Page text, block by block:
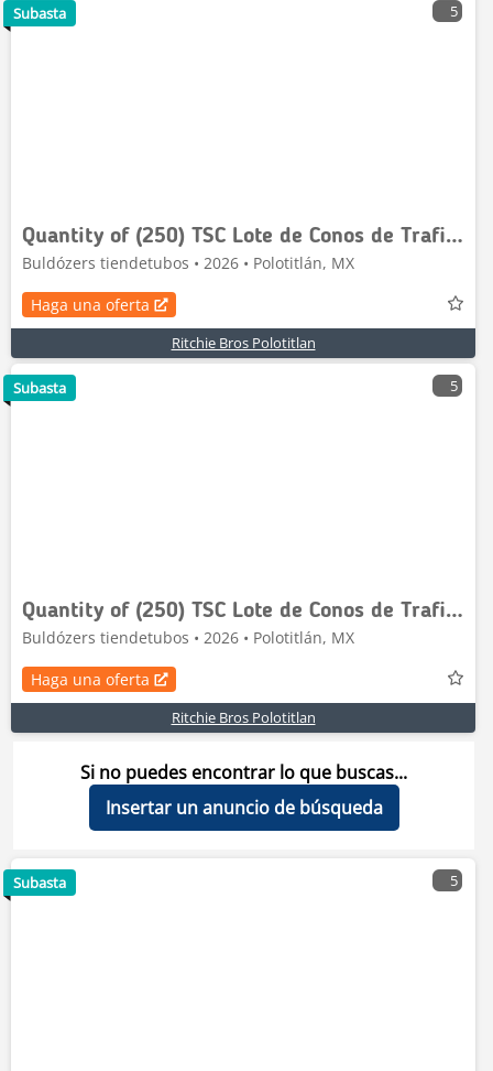
5
Quantity of (250) TSC Lote de Conos de Trafico (S
Buldózers tiendetubos • 2026 • Polotitlán, MX
Haga una oferta
Ritchie Bros Polotitlan
Subasta
5
Quantity of (250) TSC Lote de Conos de Trafico (S
Buldózers tiendetubos • 2026 • Polotitlán, MX
Haga una oferta
Ritchie Bros Polotitlan
Subasta
Si no puedes encontrar lo que buscas...
Insertar un anuncio de búsqueda
5
Subasta